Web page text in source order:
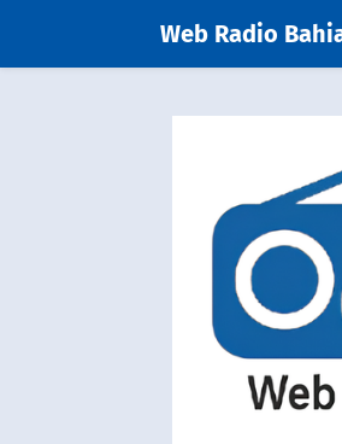
Web Radio